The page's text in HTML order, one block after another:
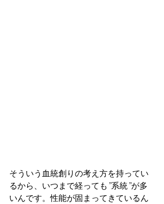
そういう血統創りの考え方を持ってい
るから、いつまで経っても”系統”が多
いんです。性能が固まってきているん